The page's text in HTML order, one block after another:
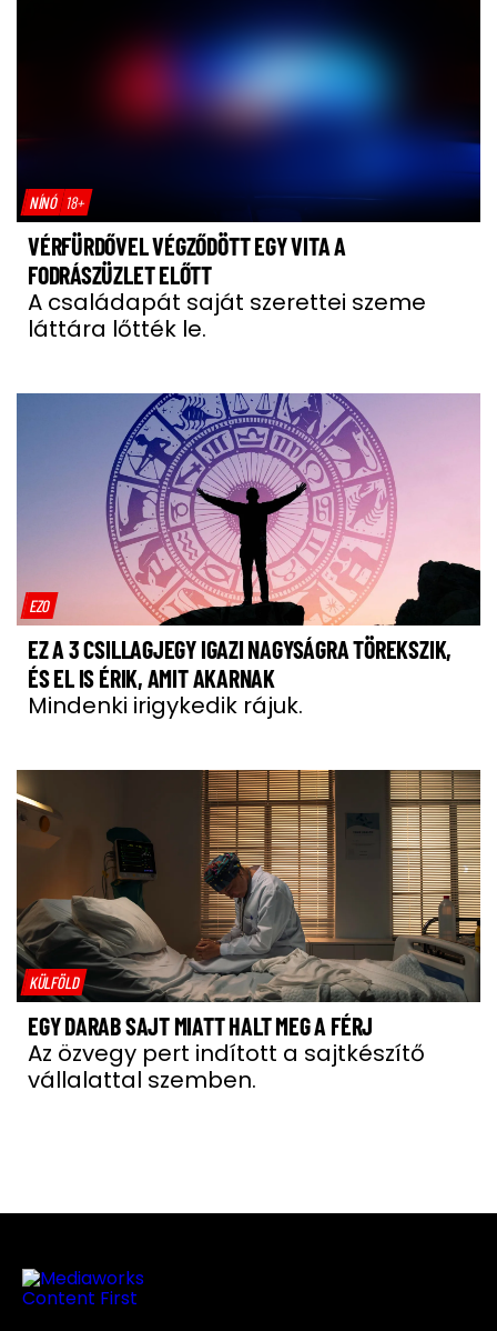
NÍNÓ 18+
VÉRFÜRDŐVEL VÉGZŐDÖTT EGY VITA A
FODRÁSZÜZLET ELŐTT
A családapát saját szerettei szeme
láttára lőtték le.
EZO
EZ A 3 CSILLAGJEGY IGAZI NAGYSÁGRA TÖREKSZIK,
ÉS EL IS ÉRIK, AMIT AKARNAK
Mindenki irigykedik rájuk.
KÜLFÖLD
EGY DARAB SAJT MIATT HALT MEG A FÉRJ
Az özvegy pert indított a sajtkészítő
vállalattal szemben.